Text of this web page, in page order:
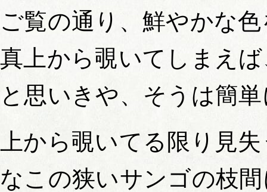
ご覧の通り、鮮やかな
真上から覗いてしまえ
と思いきや、そうは簡
上から覗いてる限り見
なこの狭いサンゴの枝